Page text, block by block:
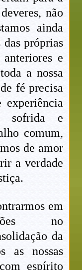
não
ainda
das próprias
anteriores e
a nossa
fé precisa
experiência
sofrida e
comum,
de amor
a verdade
em
no
da
as nossas
espírito